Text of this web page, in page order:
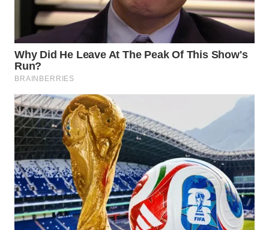
WAHANA
KONSUMEN
WAHANA
LISTRIK
WAHANA
TRAVEL
WAHANA
TV
WAHANANEWS
ID